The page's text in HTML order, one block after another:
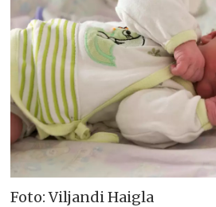
Foto: Viljandi Haigla